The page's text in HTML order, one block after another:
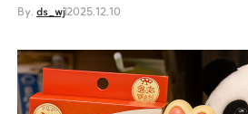
By.ds_wj2025.12.10